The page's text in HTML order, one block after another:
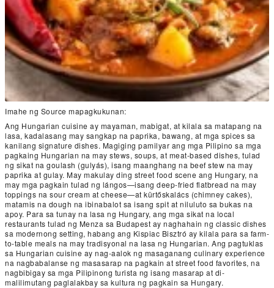
Imahe ng Source mapagkukunan:
Ang Hungarian cuisine ay mayaman, mabigat, at kilala sa matapang na
lasa, kadalasang may sangkap na paprika, bawang, at mga spices sa
kanilang signature dishes. Magiging pamilyar ang mga Pilipino sa mga
pagkaing Hungarian na may stews, soups, at meat-based dishes, tulad
ng sikat na goulash (gulyás), isang maanghang na beef stew na may
paprika at gulay. May makulay ding street food scene ang Hungary, na
may mga pagkain tulad ng lángos—isang deep-fried flatbread na may
toppings na sour cream at cheese—at kürtőskalács (chimney cakes),
matamis na dough na ibinabalot sa isang spit at niluluto sa bukas na
apoy. Para sa tunay na lasa ng Hungary, ang mga sikat na local
restaurants tulad ng Menza sa Budapest ay naghahain ng classic dishes
sa modernong setting, habang ang Kispiac Bisztró ay kilala para sa farm-
to-table meals na may tradisyonal na lasa ng Hungarian. Ang pagtuklas
sa Hungarian cuisine ay nag-aalok ng masaganang culinary experience
na nagbabalanse ng masasarap na pagkain at street food favorites, na
nagbibigay sa mga Pilipinong turista ng isang masarap at di-
malilimutang paglalakbay sa kultura ng pagkain sa Hungary.